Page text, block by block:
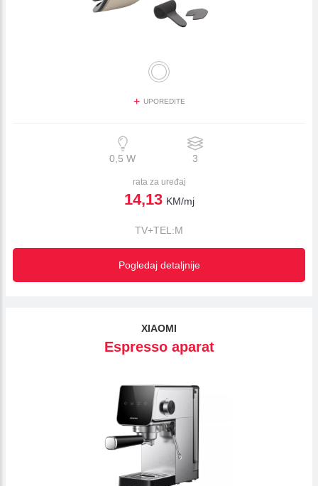
+ UPOREDITE
0,5 W 3
rata za uređaj
14,13 KM/mj
TV+TEL:M
Pogledaj detaljnije
XIAOMI
Espresso aparat